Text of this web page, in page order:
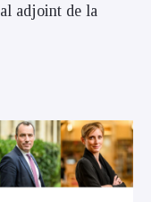
adjoint de la